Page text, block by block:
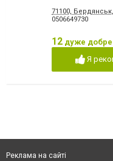
71100,
0506649730
12 дуже добре
Я
Реклама на сайті